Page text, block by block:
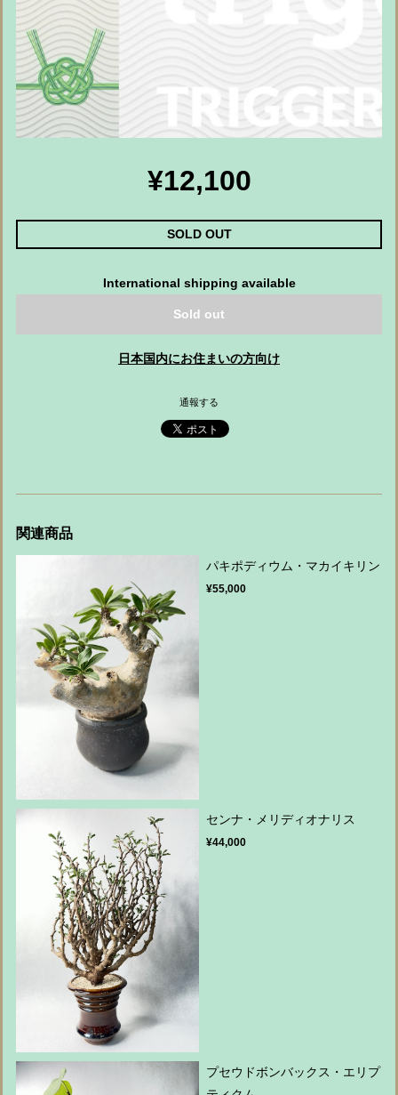
¥12,100
SOLD OUT
International shipping available
Sold out
日本国内にお住まいの方向け
通報する
関連商品
パキポディウム・マカイキリン
¥55,000
センナ・メリディオナリス
¥44,000
プセウドボンバックス・エリプ